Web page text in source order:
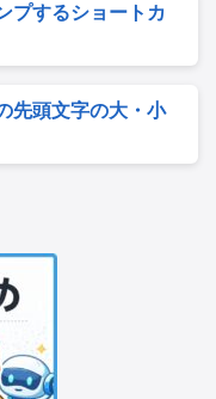
プするショートカ
先頭文字の大・小